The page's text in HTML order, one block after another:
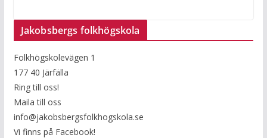
Jakobsbergs folkhögskola
Folkhögskolevägen 1
177 40 Järfälla
Ring till oss!
Maila till oss
info@jakobsbergsfolkhogskola.se
Vi finns på Facebook!